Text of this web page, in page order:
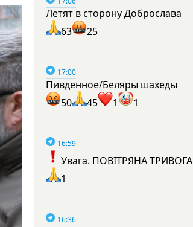
Летят в сторону Доброслава
63
25
17:00
Пивденное/Беляры шахеды
50
45 1 1
16:59
Увага. ПОВІТРЯНА ТРИВОГА
1
16:36